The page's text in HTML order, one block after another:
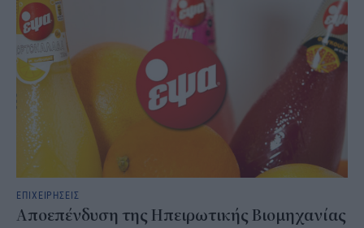
ΕΠΙΧΕΙΡΗΣΕΙΣ
Αποεπένδυση της Ηπειρωτικής Βιομηχανίας